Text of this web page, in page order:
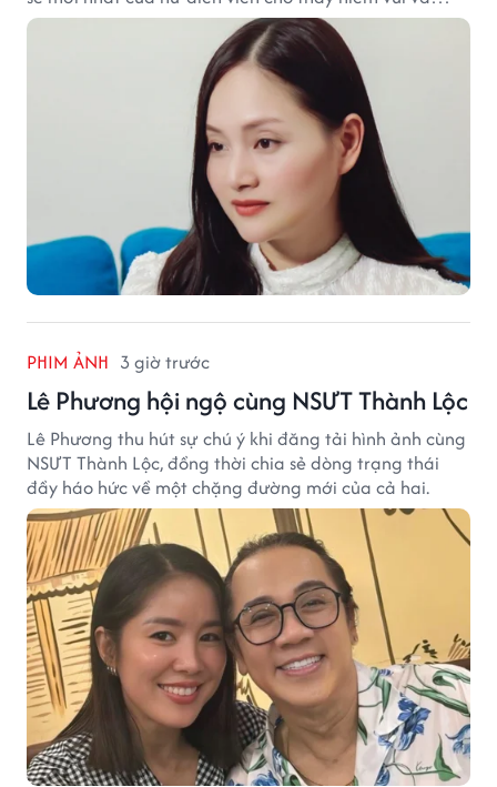
hạnh phúc hiện tại đến từ những điều bình dị mỗi
PHIM ẢNH 3 giờ trước
Lê Phương hội ngộ cùng NSƯT Thành Lộc
Lê Phương thu hút sự chú ý khi đăng tải hình ảnh cùng
NSƯT Thành Lộc, đồng thời chia sẻ dòng trạng thái
đầy háo hức về một chặng đường mới của cả hai.